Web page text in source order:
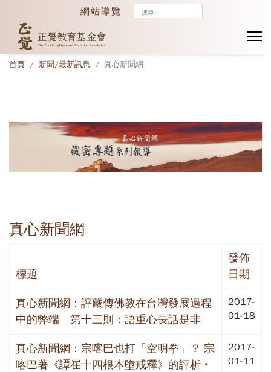
網站導覽
首頁 新聞/最新訊息 真心新聞網
真心新聞網
標題
發佈
日期
真心新聞網：評藏傳佛教在台灣發展過程
中的弊端 第十三則：語重心長話是非
2017-
01-18
真心新聞網：宗喀巴也打「空明拳」？ 宗
喀巴著《譚崔十四根本墮戒釋》的評析‧
2017-
01-11